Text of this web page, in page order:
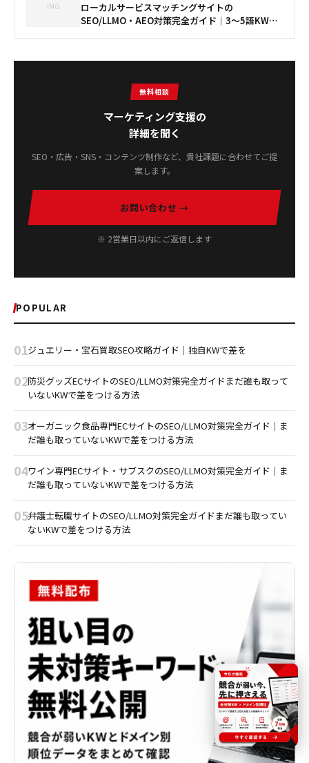
IMG
ローカルサービスマッチングサイトの
SEO/LLMO・AEO対策完全ガイド｜3〜5語KWと
無料相談
マーケティング支援の
詳細を聞く
SEO・広告・SNS・コンテンツ制作など、貴社課題に合わせてご提
案します。
お問い合わせ →
※ 2営業日以内にご返信します
POPULAR
01ジュエリー・宝石買取SEO攻略ガイド｜独自KWで差を
02防災グッズECサイトのSEO/LLMO対策完全ガイドまだ誰も取って
いないKWで差をつける方法
03オーガニック食品専門ECサイトのSEO/LLMO対策完全ガイド｜ま
だ誰も取っていないKWで差をつける方法
04ワイン専門ECサイト・サブスクのSEO/LLMO対策完全ガイド｜ま
だ誰も取っていないKWで差をつける方法
05弁護士転職サイトのSEO/LLMO対策完全ガイドまだ誰も取ってい
ないKWで差をつける方法